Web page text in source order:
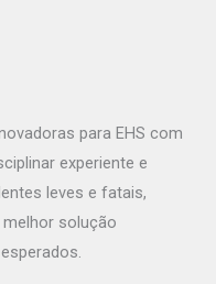
para EHS com
experiente e
leves e fatais,
melhor solução